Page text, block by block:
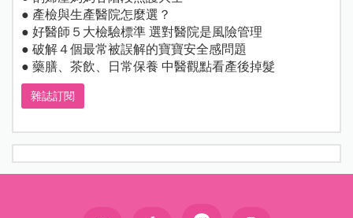
● 產檢與生產醫院怎麼選？
● 好醫師５大檢驗標準 選對醫院是風險管理
● 破解４個最常被誤解的寶寶安全感問題
● 藥膳、茶飲、日常保養 中醫觀點看產後掉髮
雜誌訂閱